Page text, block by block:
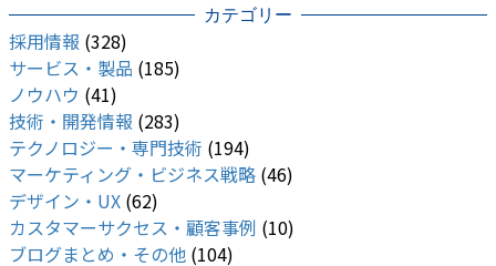
カテゴリー
採用情報 (328)
サービス・製品 (185)
ノウハウ (41)
技術・開発情報 (283)
テクノロジー・専門技術 (194)
マーケティング・ビジネス戦略 (46)
デザイン・UX (62)
カスタマーサクセス・顧客事例 (10)
ブログまとめ・その他 (104)